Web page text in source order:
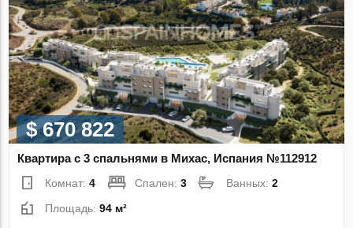
$ 670 822
Квартира с 3 спальнями в Михас, Испания №112912
Комнат:4 Спален:3 Ванных:2
Площадь:94 м²